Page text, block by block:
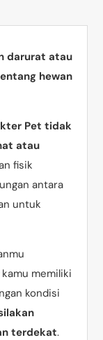
darurat atau
hewan
Pet tidak
atau
fisik
antara
untuk
memiliki
kondisi
terdekat.